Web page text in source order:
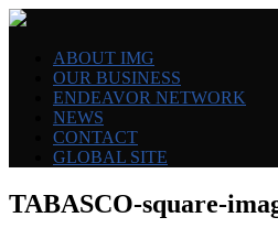
ABOUT IMG
OUR BUSINESS
ENDEAVOR NETWORK
NEWS
CONTACT
GLOBAL SITE
TABASCO-square-